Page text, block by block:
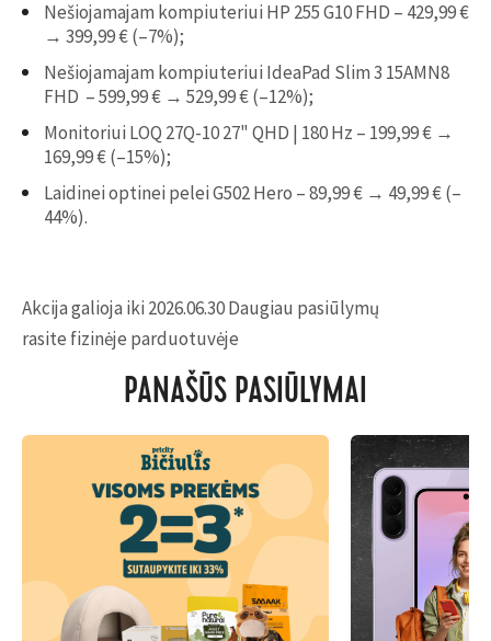
Nešiojamajam kompiuteriui HP 255 G10 FHD – 429,99 €
→ 399,99 € (–7%);
Nešiojamajam kompiuteriui IdeaPad Slim 3 15AMN8
FHD – 599,99 € → 529,99 € (–12%);
Monitoriui LOQ 27Q-10 27" QHD | 180 Hz – 199,99 € →
169,99 € (–15%);
Laidinei optinei pelei G502 Hero – 89,99 € → 49,99 € (–
44%).
Akcija galioja iki 2026.06.30 Daugiau pasiūlymų
rasite fizinėje parduotuvėje
PANAŠŪS PASIŪLYMAI